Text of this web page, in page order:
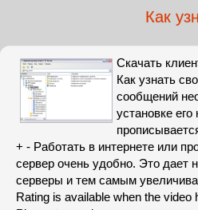
Как
Скачать
Как узнать
сообщений
установке
+ - Работать в интернете или
сервер очень удобно. Это дает
серверы и тем самым
Rating is available when the video